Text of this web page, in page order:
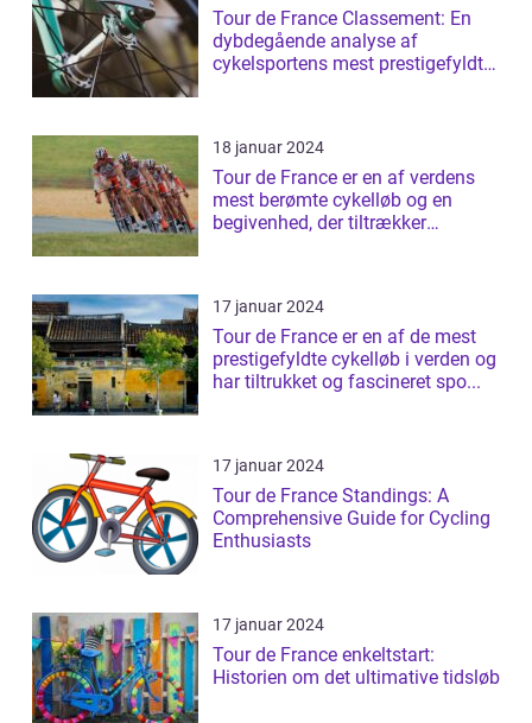
Tour de France Classement: En
dybdegående analyse af
cykelsportens mest prestigefyldte
18 januar 2024
Tour de France er en af verdens
mest berømte cykelløb og en
begivenhed, der tiltrækker
17 januar 2024
Tour de France er en af de mest
prestigefyldte cykelløb i verden og
har tiltrukket og fascineret spo...
17 januar 2024
Tour de France Standings: A
Comprehensive Guide for Cycling
Enthusiasts
17 januar 2024
Tour de France enkeltstart:
Historien om det ultimative tidsløb